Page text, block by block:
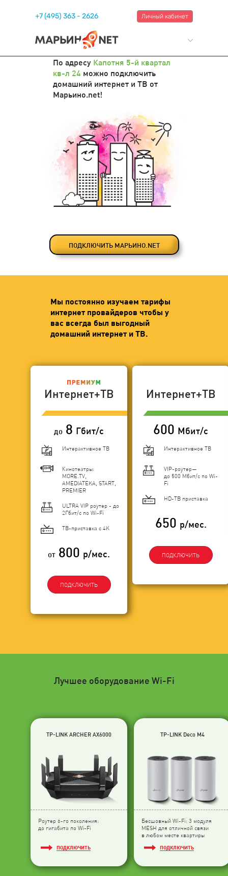
+7 (495) 363 - 2626 Личный кабинет
По адресу Капотня 5-й квартал
кв-л 24 можно подключить
домашний интернет и ТВ от
Марьино.net!
ПОДКЛЮЧИТЬ МАРЬИНО.NET
Мы постоянно изучаем тарифы
интернет провайдеров чтобы у
вас всегда был выгодный
домашний интернет и ТВ.
Интернет+ТВ
до 8 Гбит/с
Интерактивное ТВ
Кинотеатры:
MORE.TV,
AMEDIATEKA, START,
PREMIER
ULTRA VIP роутер - до
2Гбит/c по Wi-Fi
ТВ-приставка с 4K
от 800 р/мес.
ПОДКЛЮЧИТЬ
Интернет+ТВ
600 Мбит/с
Интерактивное ТВ
VIP-роутер—
до 500 Мбит/с по Wi-
Fi
HD-ТВ приставка
650 р/мес.
ПОДКЛЮЧИТЬ
Лучшее оборудование Wi-Fi
TP-LINK ARCHER AX6000
Роутер 6-го поколения:
до гигабита по Wi-Fi
ПОДКЛЮЧИТЬ
TP-LINK Deco M4
Бесшовный Wi-Fi: 3 модуля
МESH для отличной связи
в любом месте квартиры
ПОДКЛЮЧИТЬ